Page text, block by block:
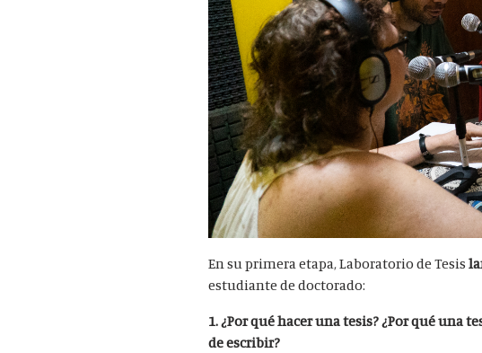
En su primera etapa, Laboratorio de Tesis
estudiante de doctorado:
1. ¿Por qué hacer una tesis? ¿Por qué una
de escribir?